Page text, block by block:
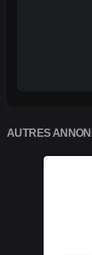
AUTRES